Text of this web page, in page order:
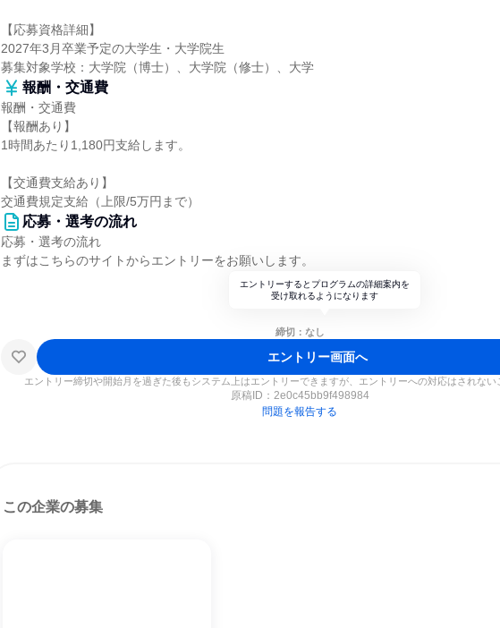
【応募資格詳細】
2027年3月卒業予定の大学生・大学院生
募集対象学校：大学院（博士）、大学院（修士）、大学
報酬・交通費
報酬・交通費
【報酬あり】
1時間あたり1,180円支給します。
【交通費支給あり】
交通費規定支給（上限/5万円まで）
応募・選考の流れ
応募・選考の流れ
まずはこちらのサイトからエントリーをお願いします。
エントリーするとプログラムの詳細案内を
受け取れるようになります
締切：なし
エントリー画面へ
エントリー締切や開始月を過ぎた後もシステム上はエントリーできますが、エントリーへの対応はされない
原稿ID： 2e0c45bb9f498984
問題を報告する
この企業の募集